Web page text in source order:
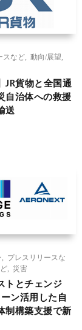
スなど
動向/展望
JR貨物と全国通
自治体への救援
送
プレスリリースな
災害
トとチェンジ
ン活用した自
制構築支援で新